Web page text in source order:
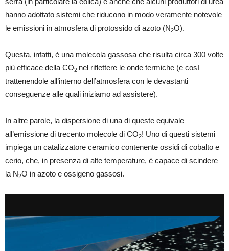
hanno adottato sistemi che riducono in modo veramente notevole
le emissioni in atmosfera di protossido di azoto (N2O).
Questa, infatti, è una molecola gassosa che risulta circa 300 volte
più efficace della CO2 nel riflettere le onde termiche (e così
trattenendole all’interno dell’atmosfera con le devastanti
conseguenze alle quali iniziamo ad assistere).
In altre parole, la dispersione di una di queste equivale
all’emissione di trecento molecole di CO2! Uno di questi sistemi
impiega un catalizzatore ceramico contenente ossidi di cobalto e
cerio, che, in presenza di alte temperature, è capace di scindere
la N2O in azoto e ossigeno gassosi.
1. Le concimazioni azotate sono indispensabili per raggiungere gli attuali livelli produttivi,
ma per ridurne gli effetti negativi sulle emissioni di gas climalteranti è necessario adottare